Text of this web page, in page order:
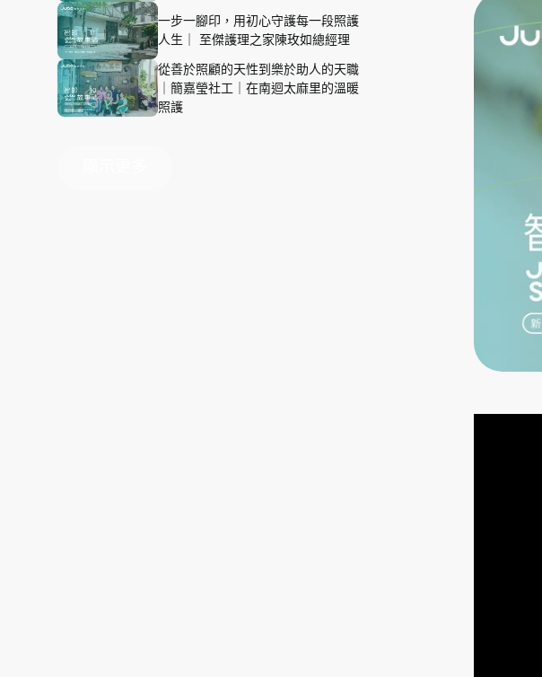
一步一腳印，用初心守護每一段照護
人生｜ 至傑護理之家陳玫如總經理
從善於照顧的天性到樂於助人的天職
｜簡嘉瑩社工｜在南迴太麻里的溫暖
照護